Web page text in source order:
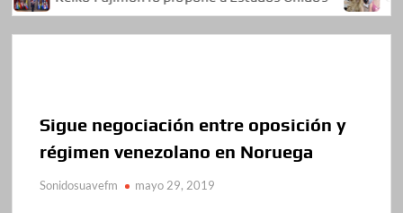
Sigue negociación entre oposición y
régimen venezolano en Noruega
Sonidosuavefm mayo 29, 2019